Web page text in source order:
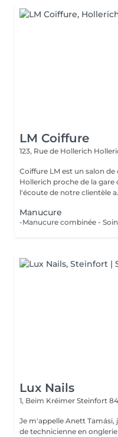
LM Coiffure
123, Rue de Hollerich
Coiffure LM est un salon
Hollerich proche de la gare de
l'écoute de notre clientèle
Manucure
Lux Nails
1, Beim Kréimer Steinfort
Je m'appelle Anett
de technicienne en